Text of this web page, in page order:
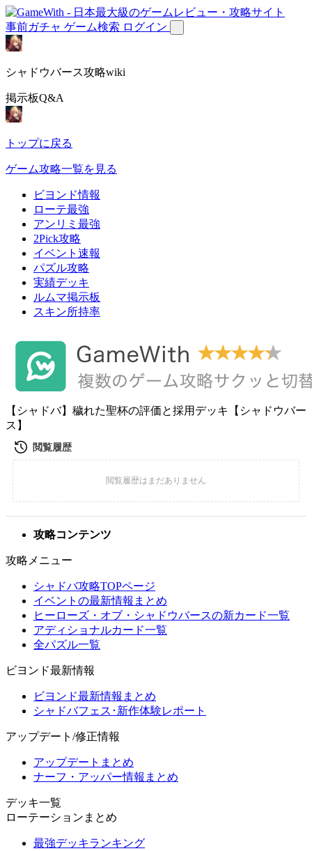
事前ガチャ ゲーム検索 ログイン
シャドウバース攻略wiki
掲示板Q&A
トップに戻る
ゲーム攻略一覧を見る
ビヨンド情報
ローテ最強
アンリミ最強
2Pick攻略
イベント速報
パズル攻略
実績デッキ
ルムマ掲示板
スキン所持率
【シャドバ】穢れた聖杯の評価と採用デッキ【シャドウバー
ス】
攻略コンテンツ
攻略メニュー
シャドバ攻略TOPページ
イベントの最新情報まとめ
ヒーローズ・オブ・シャドウバースの新カード一覧
アディショナルカード一覧
全パズル一覧
ビヨンド最新情報
ビヨンド最新情報まとめ
シャドバフェス･新作体験レポート
アップデート/修正情報
アップデートまとめ
ナーフ・アッパー情報まとめ
デッキ一覧
ローテーションまとめ
最強デッキランキング